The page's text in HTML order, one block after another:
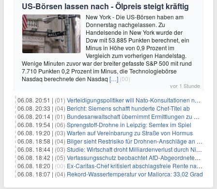
US-Börsen lassen nach - Ölpreis steigt kräftig
New York - Die US-Börsen haben am
Donnerstag nachgelassen. Zu
Handelsende in New York wurde der
Dow mit 53.885 Punkten berechnet, ein
Minus in Höhe von 0,9 Prozent im
Vergleich zum vorherigen Handelstag.
Wenige Minuten zuvor war der breiter gefasste S&P 500 mit rund
7.710 Punkten 0,2 Prozent im Minus, die Technologiebörse
Nasdaq berechnete den Nasdaq […] (00)
vor 1 Stunde
06.08. 20:51 | (01) Verteidigungspolitiker will Nato-Konsultationen nach Drohnenfund
06.08. 20:33 | (04) Bericht: Siemens schafft hunderte Chef-Titel ab
06.08. 20:14 | (01) Bundesanwaltschaft übernimmt Ermittlungen zu Drohnenvorfall
06.08. 19:54 | (06) Sprengstoff-Drohne in Leipzig: Semtex im Spiel
06.08. 19:20 | (03) Warten auf Vereinbarung zu Straße von Hormus
06.08. 18:58 | (04) Bilger sieht Restrisiko für Drohnen-Anschläge an Flughäfen
06.08. 18:44 | (03) Studie: Wirtschaft droht Milliardenverlust durch Niedrigwasser
06.08. 18:42 | (05) Verfassungsschutz beobachtet AfD-Abgeordneten Nolte
06.08. 18:20 | (00) Ex-Caritas-Chef kritisiert abschlagsfreie Rente nach 45 Jahren
06.08. 18:07 | (04) Rekord-Wassertemperatur vor Mallorca: 33,02 Grad